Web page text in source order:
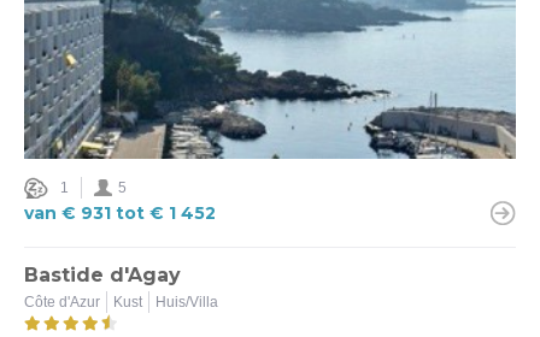
Huis/Villa (16)
Huisdieren toegelaten
Ja (5)
Ja (11)
Nee (7)
1 5
van € 931 tot € 1 452
Bastide d'Agay
Côte d'Azur Kust Huis/Villa